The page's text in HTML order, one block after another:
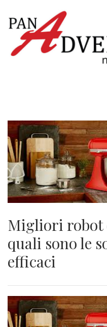
contenuto
(premi
invio)
Migliori robot
quali sono le
efficaci